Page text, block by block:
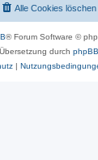
Alle Cookies löschen
® Forum Software ©
durch
|